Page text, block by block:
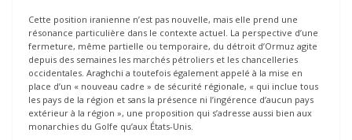
Cette position iranienne n’est pas nouvelle, mais elle prend une
résonance particulière dans le contexte actuel. La perspective d’une
fermeture, même partielle ou temporaire, du détroit d’Ormuz agite
depuis des semaines les marchés pétroliers et les chancelleries
occidentales. Araghchi a toutefois également appelé à la mise en
place d’un « nouveau cadre » de sécurité régionale, « qui inclue tous
les pays de la région et sans la présence ni l’ingérence d’aucun pays
extérieur à la région », une proposition qui s’adresse aussi bien aux
monarchies du Golfe qu’aux États-Unis.